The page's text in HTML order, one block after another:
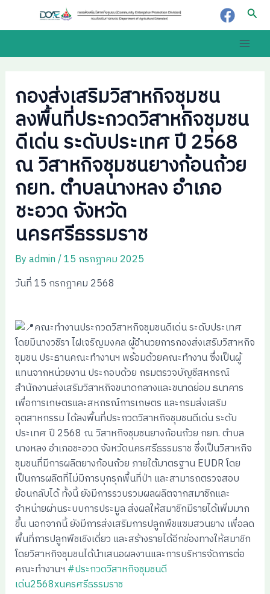
Main
กองส่งเสริมวิสาหกิจชุมชน
ลงพื้นที่ประกวดวิสาหกิจชุมชน
ดีเด่น ระดับประเทศ ปี 2568
ณ วิสาหกิจชุมชนยางก้อนถ้วย
กยท. ตำบลนางหลง อำเภอ
ชะอวด จังหวัด
นครศรีธรรมราช
Byadmin/15 กรกฎาคม 2025
วันที่ 15 กรกฎาคม 2568
คณะทำงานประกวดวิสาหกิจชุมชนดีเด่น ระดับประเทศ
โดยมีนางวชิรา ไฝเจริญมงคล ผู้อำนวยการกองส่งเสริมวิสาหกิจ
ชุมชน ประธานคณะทำงานฯ พร้อมด้วยคณะทำงาน ซึ่งเป็นผู้
แทนจากหน่วยงาน ประกอบด้วย กรมตรวจบัญชีสหกรณ์
สำนักงานส่งเสริมวิสาหกิจขนาดกลางและขนาดย่อม ธนาคาร
เพื่อการเกษตรและสหกรณ์การเกษตร และกรมส่งเสริม
อุตสาหกรรม ได้ลงพื้นที่ประกวดวิสาหกิจชุมชนดีเด่น ระดับ
ประเทศ ปี 2568 ณ วิสาหกิจชุมชนยางก้อนถ้วย กยท. ตำบล
นางหลง อำเภอชะอวด จังหวัดนครศรีธรรมราช ซึ่งเป็นวิสาหกิจ
ชุมชนที่มีการผลิตยางก้อนถ้วย ภายใต้มาตรฐาน EUDR โดย
เป็นการผลิตที่ไม่มีการบุกรุกพื้นที่ป่า และสามารถตรวจสอบ
ย้อนกลับได้ ทั้งนี้ ยังมีการรวบรวมผลผลิตจากสมาชิกและ
จำหน่ายผ่านระบบการประมูล ส่งผลให้สมาชิกมีรายได้เพิ่มมาก
ขึ้น นอกจากนี้ ยังมีการส่งเสริมการปลูกพืชแซมสวนยาง เพื่อลด
พื้นที่การปลูกพืชเชิงเดี่ยว และสร้างรายได้อีกช่องทางให้สมาชิก
โดยวิสาหกิจชุมชนได้นำเสนอผลงานและการบริหารจัดการต่อ
คณะทำงานฯ #ประกวดวิสาหกิจชุมชนดี
เด่น2568xนครศรีธรรมราช
navigation